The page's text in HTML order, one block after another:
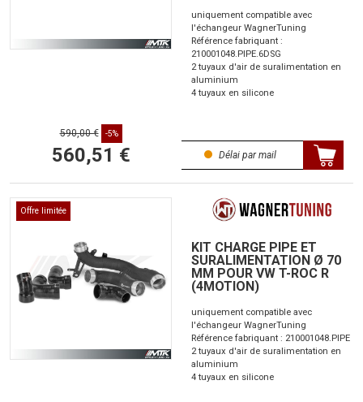
uniquement compatible avec
l'échangeur WagnerTuning
Référence fabriquant :
210001048.PIPE.6DSG
2 tuyaux d'air de suralimentation en
aluminium
4 tuyaux en silicone
590,00 € -5%
560,51 € Délai par mail
Offre limitée
KIT CHARGE PIPE ET
SURALIMENTATION Ø 70
MM POUR VW T-ROC R
(4MOTION)
uniquement compatible avec
l'échangeur WagnerTuning
Référence fabriquant : 210001048.PIPE
2 tuyaux d'air de suralimentation en
aluminium
4 tuyaux en silicone